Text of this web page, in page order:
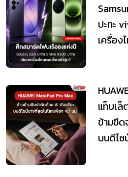
ปะทะ
เครื่อง
แท็บเล็
ข้ามขีด
บนดีไซ